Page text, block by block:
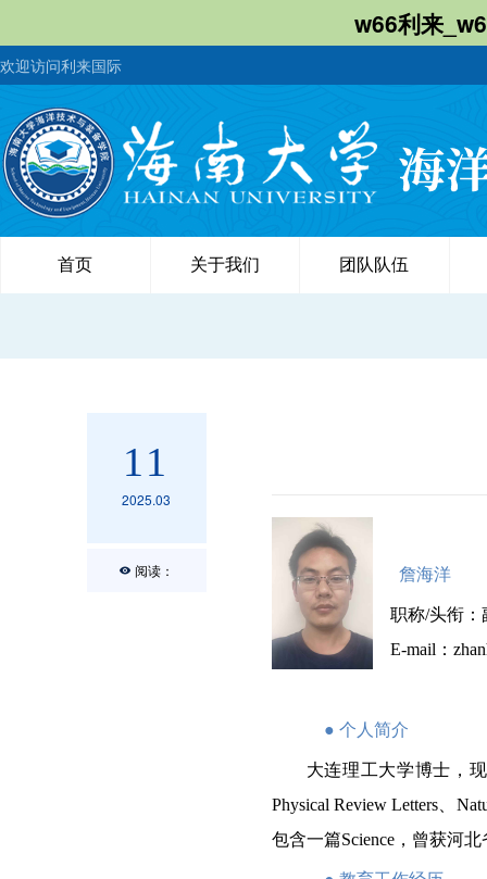
w66利来
欢迎访问利来国际
首页 关于我们 团队队伍
11
2025.03
阅读： 詹海洋
职称/头衔：
E-mail ：
● 个人简介
大连理工大学博士，
Physical Review Letters
包含一篇Science，曾获河北